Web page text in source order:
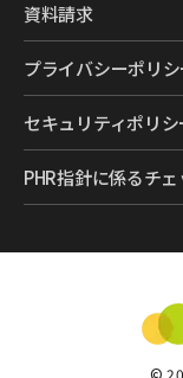
資料請求
プライバシーポリシ
セキュリティポリシ
PHR指針に係るチ
©